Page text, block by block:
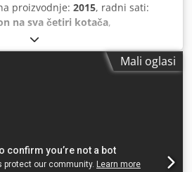
proizvodnje: 2015, radni sati:
na sva četiri kotača,
Mali oglasi